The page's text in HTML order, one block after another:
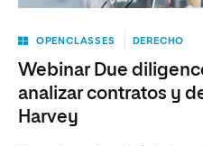
OPENCLASSES DERECHO
Webinar Due
analizar contratos y
Harvey